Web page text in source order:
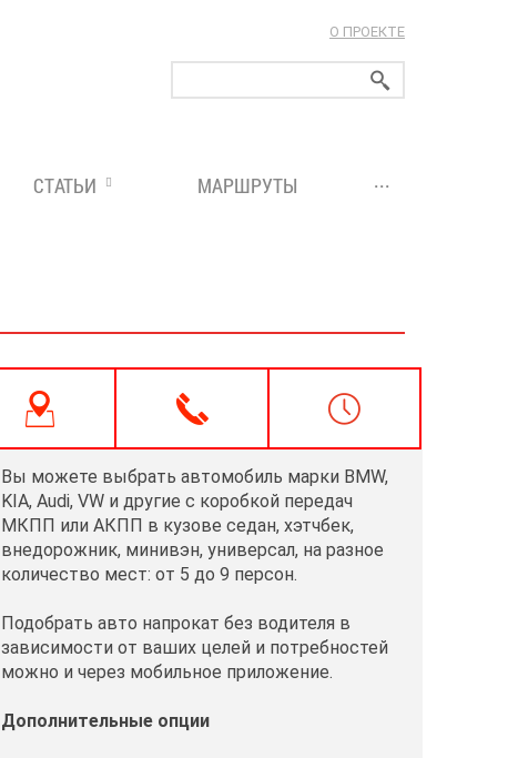
О ПРОЕКТЕ
СТАТЬИ МАРШРУТЫ ...
Вы можете выбрать автомобиль марки BMW,
KIA, Audi, VW и другие с коробкой передач
МКПП или АКПП в кузове седан, хэтчбек,
внедорожник, минивэн, универсал, на разное
количество мест: от 5 до 9 персон.
Подобрать авто напрокат без водителя в
зависимости от ваших целей и потребностей
можно и через мобильное приложение.
Дополнительные опции